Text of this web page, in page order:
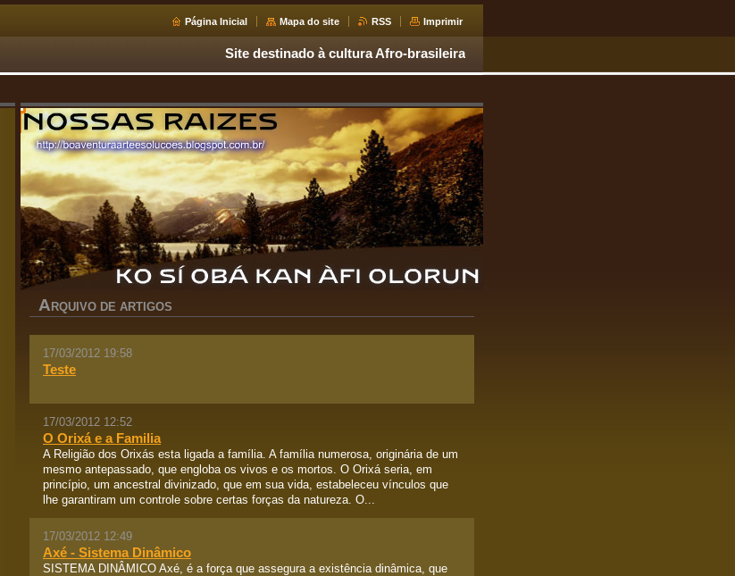
Página Inicial Mapa do site RSS Imprimir
Site destinado à cultura Afro-brasileira
A RQUIVO DE ARTIGOS
17/03/2012 19:58
Teste
17/03/2012 12:52
O Orixá e a Familia
A Religião dos Orixás esta ligada a família. A família numerosa, originária de um
mesmo antepassado, que engloba os vivos e os mortos. O Orixá seria, em
princípio, um ancestral divinizado, que em sua vida, estabeleceu vínculos que
lhe garantiram um controle sobre certas forças da natureza. O...
17/03/2012 12:49
Axé - Sistema Dinâmico
SISTEMA DINÂMICO Axé, é a força que assegura a existência dinâmica, que